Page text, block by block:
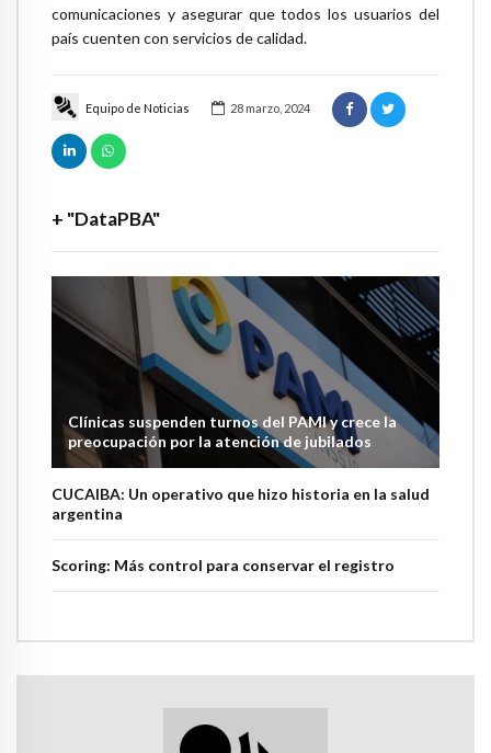
Equipo de Noticias 28 marzo, 2024
+ "DataPBA"
Clínicas suspenden turnos del PAMI y crece la
preocupación por la atención de jubilados
CUCAIBA: Un operativo que hizo historia en la salud
argentina
Scoring: Más control para conservar el registro
comunicaciones y asegurar que todos los usuarios del
país cuenten con servicios de calidad.